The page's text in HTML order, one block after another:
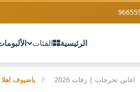
الرئيسية الفئات
اغاني تخرجات | زفات 2026 ياضيوف